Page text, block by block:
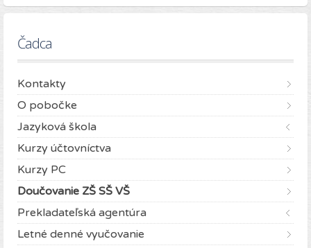
Čadca
Kontakty
O pobočke
Jazyková škola
Kurzy účtovníctva
Kurzy PC
Doučovanie ZŠ SŠ VŠ
Prekladateľská agentúra
Letné denné vyučovanie